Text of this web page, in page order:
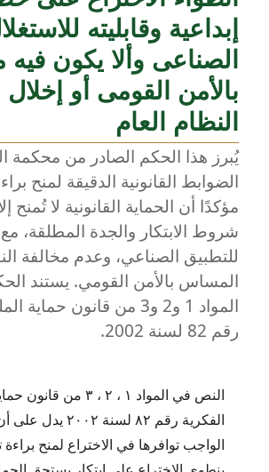
وتسليمها
إلى
أصحابها
أثره
اعتبار
مقاول
التفريغ
في
مركز
التابع
للسفينة
إبداعية وقابليته
الصناعى وألا يكون
بالأمن القومى أو إخلال
النظام العام
يُبرز هذا الحكم الصادر من محكمة
الضوابط القانونية الدقيقة لمنح
مؤكدًا أن الحماية القانونية لا تُمنح
شروط الابتكار والجدة المطلقة، مع
للتطبيق الصناعي، وعدم مخالفة
المساس بالأمن القومي. يستند
المواد 1 و2 و3 من قانون
رقم 82 لسنة 2002.
النص في المواد ١ ، ٢ ، ٣ من
الفكرية رقم ٨٢ لسنة
الواجب توافرها في الاختراع لمنح